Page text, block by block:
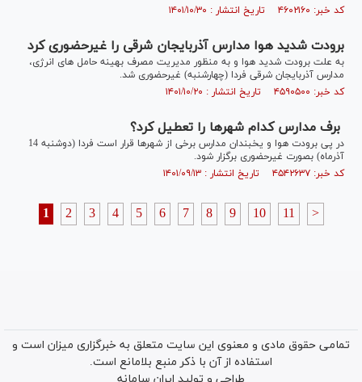
کد خبر: ۴۶۰۲۱۶۰ تاریخ انتشار : ۱۴۰۱/۱۰/۳۰
برودت شدید هوا مدارس آذربایجان شرقی را غیرحضوری کرد
به علت برودت شدید هوا و به منظور مدیریت مصرف بهینه حامل های انرژی،
مدارس آذربایجان شرقی فردا (چهارشنبه) غیرحضوری شد.
کد خبر: ۴۵۹۰۵۰۰ تاریخ انتشار : ۱۴۰۱/۱۰/۲۰
برف مدارس کدام شهرها را تعطیل کرد؟
در پی برودت هوا و یخبندان مدارس برخی از شهرها قرار است فردا (دوشنبه 14
آذرماه) بصورت غیرحضوری برگزار شود.
کد خبر: ۴۵۴۲۶۳۷ تاریخ انتشار : ۱۴۰۱/۰۹/۱۳
1 2 3 4 5 6 7 8 9 10 11 >
تمامی حقوق مادی و معنوی این سایت متعلق به خبرگزاری میزان است و
استفاده از آن با ذکر منبع بلامانع است.